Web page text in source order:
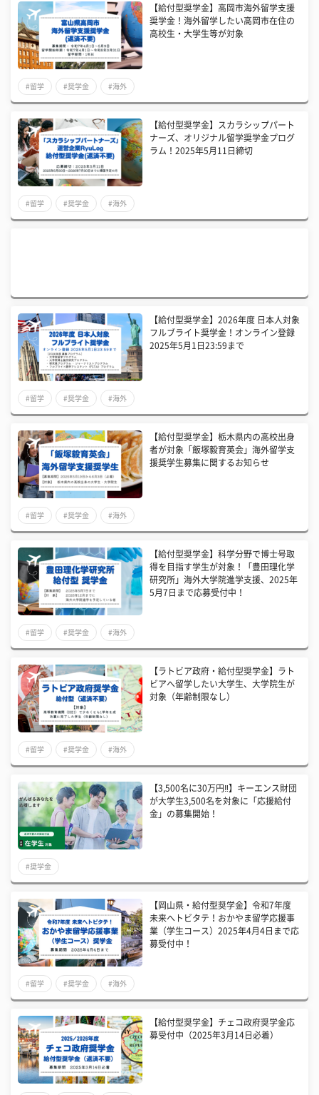
【給付型奨学金】高岡市海外留学支援
奨学金！海外留学したい高岡市在住の
高校生・大学生等が対象
#留学 #奨学金 #海外
【給付型奨学金】スカラシップパート
ナーズ、オリジナル留学奨学金プログ
ラム！2025年5月11日締切
#留学 #奨学金 #海外
【給付型奨学金】2026年度 日本人対象
フルブライト奨学金！オンライン登録
2025年5月1日23:59まで
#留学 #奨学金 #海外
【給付型奨学金】栃木県内の高校出身
者が対象「飯塚毅育英会」海外留学支
援奨学生募集に関するお知らせ
#留学 #奨学金 #海外
【給付型奨学金】科学分野で博士号取
得を目指す学生が対象！「豊田理化学
研究所」海外大学院進学支援、2025年
5月7日まで応募受付中！
#留学 #奨学金 #海外
【ラトビア政府・給付型奨学金】ラト
ビアへ留学したい大学生、大学院生が
対象（年齢制限なし）
#留学 #奨学金 #海外
【3,500名に30万円‼】キーエンス財団
が大学生3,500名を対象に「応援給付
金」の募集開始！
#奨学金
【岡山県・給付型奨学金】令和7年度
未来へトビタテ！おかやま留学応援事
業（学生コース）2025年4月4日まで応
募受付中！
#留学 #奨学金 #海外
【給付型奨学金】チェコ政府奨学金応
募受付中（2025年3月14日必着）